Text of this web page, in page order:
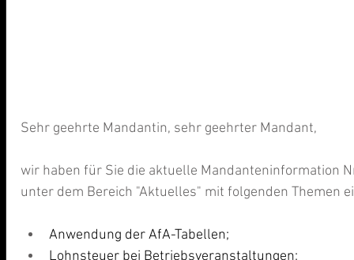
Sehr geehrte Mandantin, sehr geehrter Mandant,
wir haben für Sie die aktuelle Mandanteninformation
unter dem Bereich "Aktuelles" mit folgenden Themen
Anwendung der AfA-Tabellen;
Lohnsteuer bei Betriebsveranstaltungen;